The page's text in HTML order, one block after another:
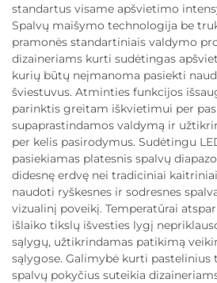
standartus visame apšvietimo
Spalvų maišymo technologija be
pramonės standartiniais valdymo
dizaineriams kurti sudėtingas
kurių būtų neįmanoma pasiekti
šviestuvus. Atminties funkcijos
parinktis greitam iškvietimui per
supaprastindamos valdymą ir
per kelis pasirodymus. Sudėtingu
pasiekiamas platesnis spalvų
didesnę erdvę nei tradiciniai
naudoti ryškesnes ir sodresnes
vizualinį poveikį. Temperatūrai
išlaiko tikslų išvesties lygį
sąlygų, užtikrindamas patikimą
sąlygose. Galimybė kurti pastelinius
spalvų pokyčius suteikia